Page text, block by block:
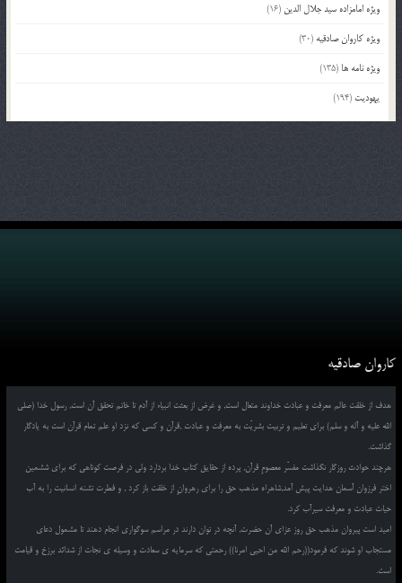
ویژه امامزاده سید جلال الدین (16)
ویژه کاروان صادقیه (30)
ویژه نامه ها (135)
یهودیت (194)
کاروان صادقیه
هدف از خلقت عالم معرفت و عبادت خداوند متعال است, و غرض از بعثت انبیاء از آدم تا خاتم تحقق آن است, رسول خدا (صلی
الله علیه و آله و سلم) برای تعلیم و تربیت بشریّت به معرفت و عبادت ,قرآن و کسی که نزد او علم تمام قرآن است به یادگار
گذاشت.
هرچند حوادث روزگار نگذاشت مفسّر معصومِ قرآن, پرده از حقایق کتاب خدا بردارد ولی در فرصت کوتاهی که برای ششمین
اختر فرزوان آسمان هدایت پیش آمد,شاهراه مذهب حق را برای رهروانِ از خلقت باز کرد , و فطرت تشنه انسانیت را به آب
حیات عبادت و معرفت سیرآب کرد.
امید است پیروان مذهب حق روز عزای آن حضرت, آنچه در توان دارند در مراسم سوگواری انجام دهند تا مشمول دعای
مستجاب او شوند که فرمود((رحم الله من احیی امرنا)) رحمتی که سرمایه ی سعادت و وسیله ی نجات از شدائد برزخ و قیامت
است.